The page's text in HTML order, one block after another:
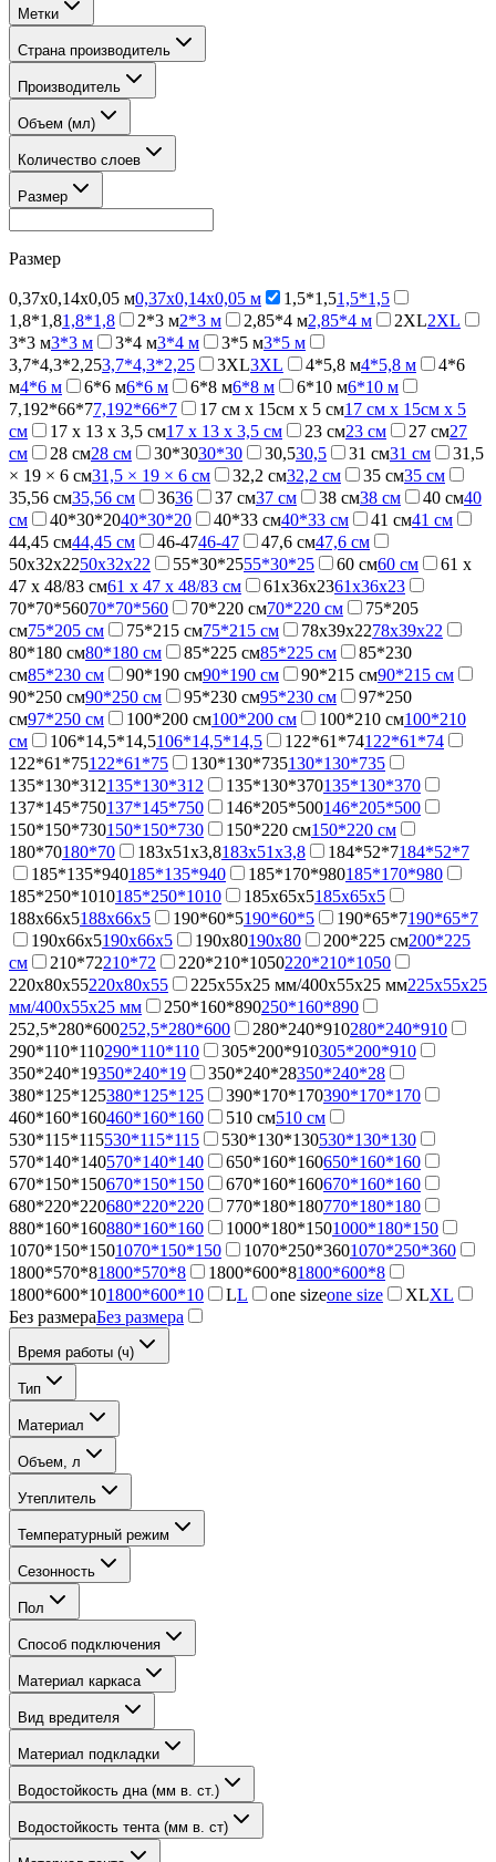
Метки
Страна производитель
Производитель
Объем (мл)
Количество слоев
Размер
Размер
0,37х0,14х0,05 м0,37х0,14х0,05 м 1,5*1,51,5*1,5
1,8*1,81,8*1,8 2*3 м2*3 м 2,85*4 м2,85*4 м 2XL2XL
3*3 м3*3 м 3*4 м3*4 м 3*5 м3*5 м
3,7*4,3*2,253,7*4,3*2,25 3XL3XL 4*5,8 м4*5,8 м
4*6
м4*6 м 6*6 м6*6 м 6*8 м6*8 м 6*10 м6*10 м
7,192*66*77,192*66*7 17 см х 15см х 5 см17 см х 15см х 5
см
17 х 13 х 3,5 см17 х 13 х 3,5 см 23 см23 см 27 см27
см
28 см28 см 30*3030*30 30,530,5 31 см31 см
31,5
× 19 × 6 см31,5 × 19 × 6 см 32,2 см32,2 см 35 см35 см
35,56 см35,56 см 3636 37 см37 см 38 см38 см 40 см40
см
40*30*2040*30*20 40*33 см40*33 см 41 см41 см
44,45 см44,45 см 46-4746-47 47,6 см47,6 см
50x32x2250x32x22 55*30*2555*30*25 60 см60 см
61 х
47 х 48/83 см61 х 47 х 48/83 см 61x36x2361x36x23
70*70*56070*70*560 70*220 см70*220 см
75*205
см75*205 см 75*215 см75*215 см 78x39x2278x39x22
80*180 см80*180 см 85*225 см85*225 см
85*230
см85*230 см 90*190 см90*190 см 90*215 см90*215 см
90*250 см90*250 см 95*230 см95*230 см
97*250
см97*250 см 100*200 см100*200 см 100*210 см100*210
см
106*14,5*14,5106*14,5*14,5 122*61*74122*61*74
122*61*75122*61*75 130*130*735130*130*735
135*130*312135*130*312 135*130*370135*130*370
137*145*750137*145*750 146*205*500146*205*500
150*150*730150*150*730 150*220 см150*220 см
180*70180*70 183х51х3,8183х51х3,8 184*52*7184*52*7
185*135*940185*135*940 185*170*980185*170*980
185*250*1010185*250*1010 185х65х5185х65х5
188х66х5188х66х5 190*60*5190*60*5 190*65*7190*65*7
190х66х5190х66х5 190х80190х80 200*225 см200*225
см
210*72210*72 220*210*1050220*210*1050
220х80х55220х80х55 225х55х25 мм/400х55х25 мм225х55х25
мм/400х55х25 мм
250*160*890250*160*890
252,5*280*600252,5*280*600 280*240*910280*240*910
290*110*110290*110*110 305*200*910305*200*910
350*240*19350*240*19 350*240*28350*240*28
380*125*125380*125*125 390*170*170390*170*170
460*160*160460*160*160 510 см510 см
530*115*115530*115*115 530*130*130530*130*130
570*140*140570*140*140 650*160*160650*160*160
670*150*150670*150*150 670*160*160670*160*160
680*220*220680*220*220 770*180*180770*180*180
880*160*160880*160*160 1000*180*1501000*180*150
1070*150*1501070*150*150 1070*250*3601070*250*360
1800*570*81800*570*8 1800*600*81800*600*8
1800*600*101800*600*10 LL one sizeone size XLXL
Без размераБез размера
Время работы (ч)
Тип
Материал
Объем, л
Утеплитель
Температурный режим
Сезонность
Пол
Способ подключения
Материал каркаса
Вид вредителя
Материал подкладки
Водостойкость дна (мм в. ст.)
Водостойкость тента (мм в. ст)